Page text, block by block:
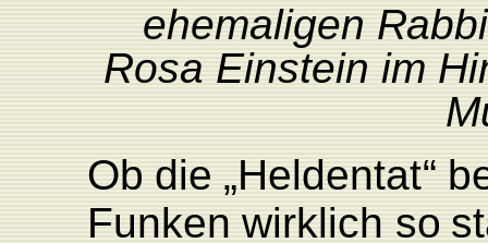
ehemaligen R
Rosa Einstein im
Ob die „Heldentat“
Funken wirklich so